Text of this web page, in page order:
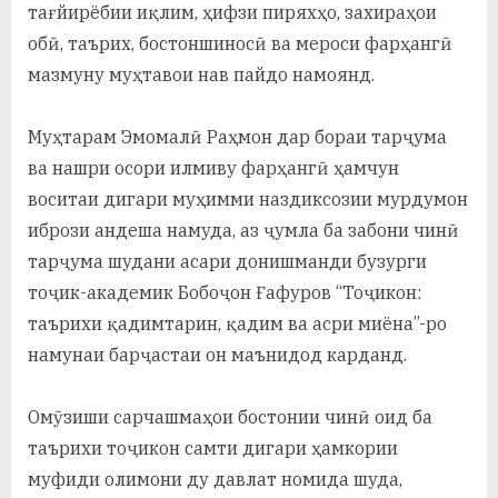
тағйирёбии иқлим, ҳифзи пиряхҳо, захираҳои
обӣ, таърих, бостоншиносӣ ва мероси фарҳангӣ
мазмуну муҳтавои нав пайдо намоянд.
Муҳтарам Эмомалӣ Раҳмон дар бораи тарҷума
ва нашри осори илмиву фарҳангӣ ҳамчун
воситаи дигари муҳимми наздиксозии мурдумон
ибрози андеша намуда, аз ҷумла ба забони чинӣ
тарҷума шудани асари донишманди бузурги
тоҷик-академик Бобоҷон Ғафуров “Тоҷикон:
таърихи қадимтарин, қадим ва асри миёна”-ро
намунаи барҷастаи он маънидод карданд.
Омӯзиши сарчашмаҳои бостонии чинӣ оид ба
таърихи тоҷикон самти дигари ҳамкории
муфиди олимони ду давлат номида шуда,